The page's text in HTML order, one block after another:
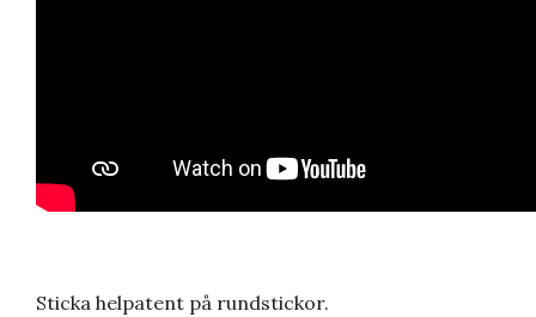
Sticka helpatent på rundstickor.